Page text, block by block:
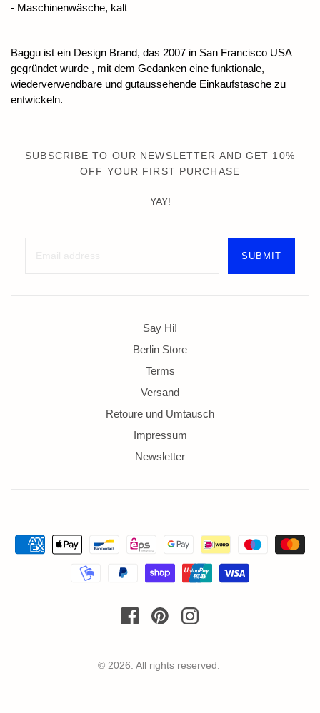
- Maschinenwäsche, kalt
Baggu ist ein Design Brand, das 2007 in San Francisco USA
gegründet wurde , mit dem Gedanken eine funktionale,
wiederverwendbare und gutaussehende Einkaufstasche zu
entwickeln.
SUBSCRIBE TO OUR NEWSLETTER AND GET 10%
OFF YOUR FIRST PURCHASE
YAY!
Say Hi!
Berlin Store
Terms
Versand
Retoure und Umtausch
Impressum
Newsletter
© 2026. All rights reserved.